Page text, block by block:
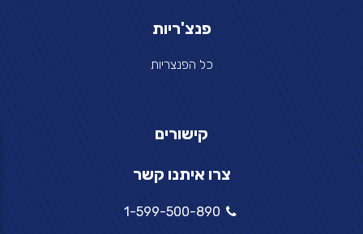
פנצ'ריות
כל הפנצריות
קישורים
צרו איתנו קשר
1-599-500-890